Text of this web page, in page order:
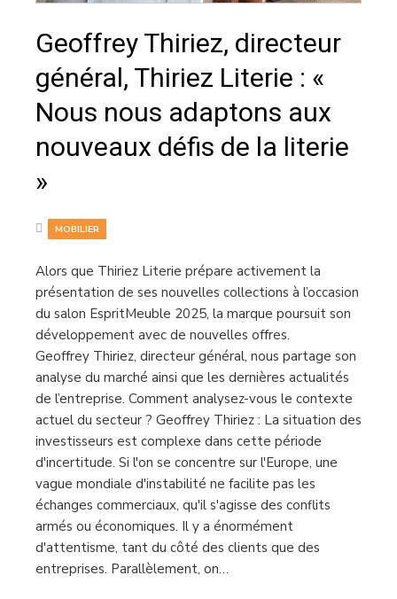
Geoffrey Thiriez, directeur
général, Thiriez Literie : «
Nous nous adaptons aux
nouveaux défis de la literie
»
MOBILIER
Alors que Thiriez Literie prépare activement la
présentation de ses nouvelles collections à l’occasion
du salon EspritMeuble 2025, la marque poursuit son
développement avec de nouvelles offres.
Geoffrey Thiriez, directeur général, nous partage son
analyse du marché ainsi que les dernières actualités
de l’entreprise. Comment analysez-vous le contexte
actuel du secteur ? Geoffrey Thiriez : La situation des
investisseurs est complexe dans cette période
d'incertitude. Si l'on se concentre sur l'Europe, une
vague mondiale d'instabilité ne facilite pas les
échanges commerciaux, qu'il s'agisse des conflits
armés ou économiques. Il y a énormément
d'attentisme, tant du côté des clients que des
entreprises. Parallèlement, on…